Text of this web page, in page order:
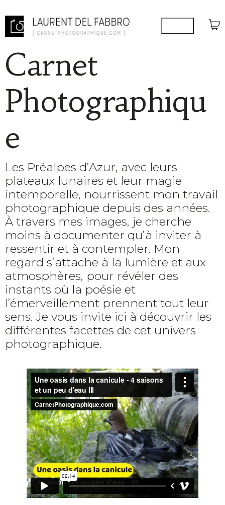
Carnet
Photographiqu
e
Les Préalpes d’Azur, avec leurs
plateaux lunaires et leur magie
intemporelle, nourrissent mon travail
photographique depuis des années.
À travers mes images, je cherche
moins à documenter qu’à inviter à
ressentir et à contempler. Mon
regard s’attache à la lumière et aux
atmosphères, pour révéler des
instants où la poésie et
l’émerveillement prennent tout leur
sens. Je vous invite ici à découvrir les
différentes facettes de cet univers
photographique.